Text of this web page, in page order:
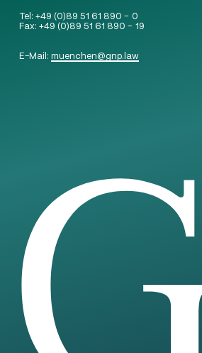
Tel:+49 (0)89 51 61 890 – 0
Fax:+49 (0)89 51 61 890 – 19
E-Mail:muenchen@gnp.law